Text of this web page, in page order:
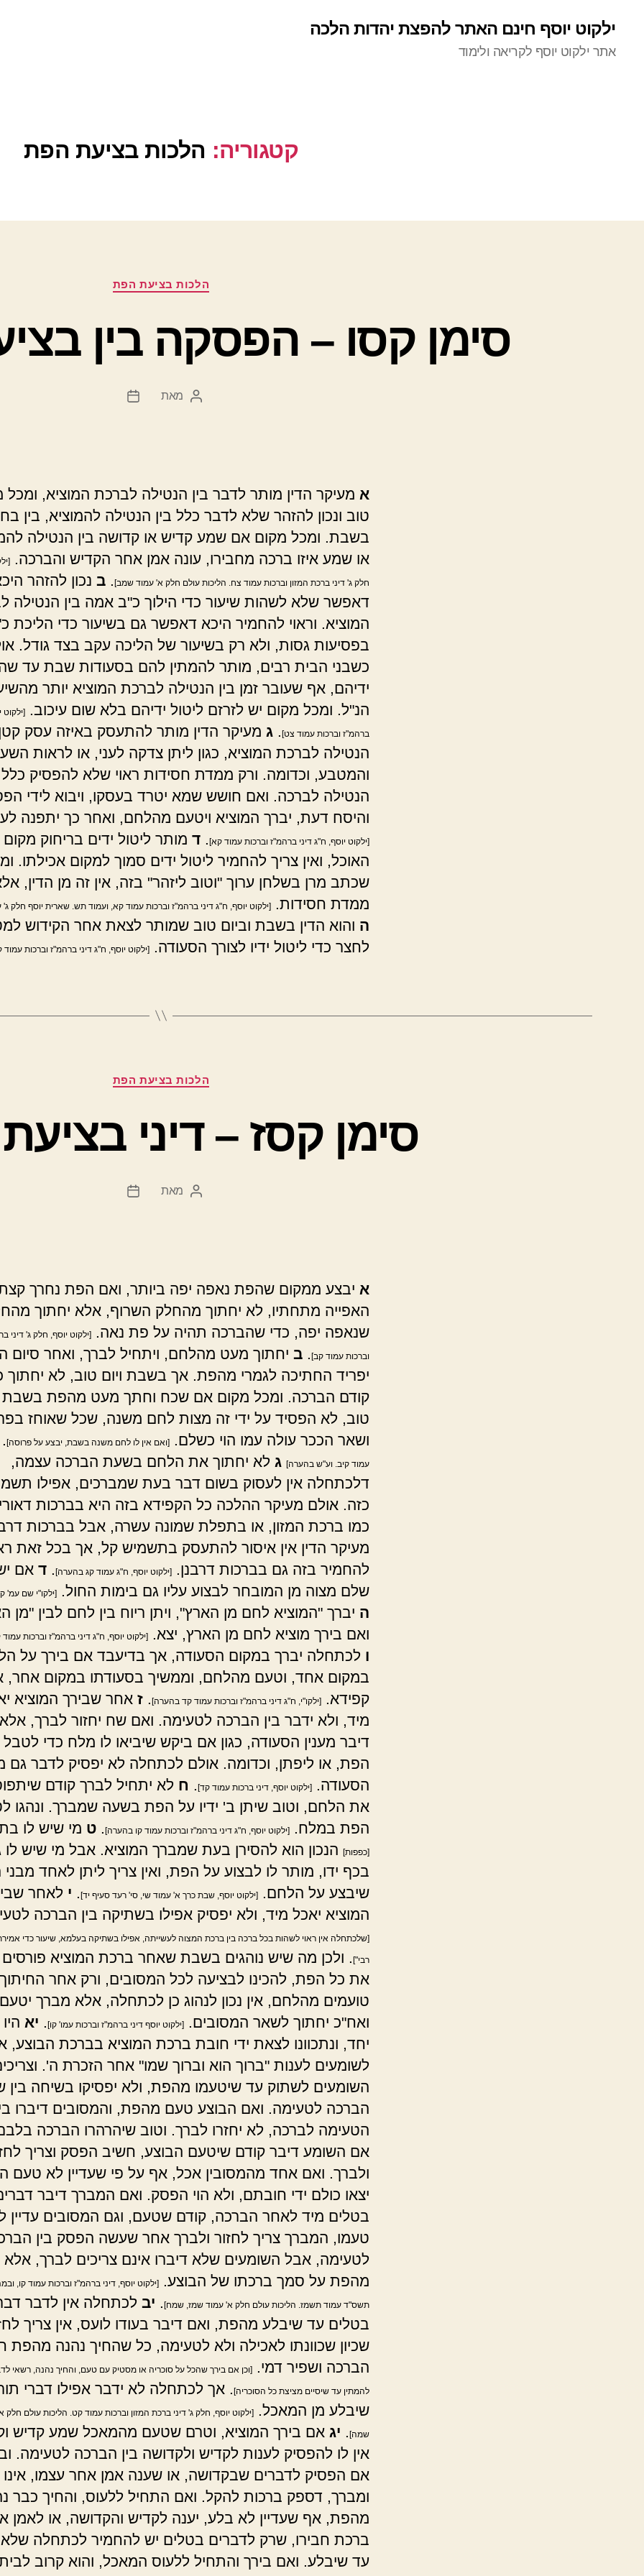
ילקוט יוסף חינם האתר להפצת יהדות הלכה
אתר ילקוט יוסף לקריאה ולימוד
קטגוריה: הלכות בציעת הפת
קטגוריות
הלכות בציעת הפת
סימן קסו – הפסקה בין
המחבר
מאת
תאריך
א מעיקר הדין מותר לדבר בין הנטילה לברכת המוציא, ומכל
טוב ונכון להזהר שלא לדבר כלל בין הנטילה להמוציא, בין
בשבת. ומכל מקום אם שמע קדיש או קדושה בין הנטילה
או שמע איזו ברכה מחבירו, עונה אמן אחר הקדיש והברכה.
חלק ג' דיני ברכת המזון וברכות עמוד צח. הליכות עולם חלק א' עמוד שמב] ב נכון להזהר
דאפשר שלא לשהות שיעור כדי הילוך כ"ב אמה בין הנטילה
המוציא. וראוי להחמיר היכא דאפשר גם בשיעור כדי הליכת
בפסיעות גסות, ולא רק בשיעור של הליכה עקב בצד גודל.
כשבני הבית רבים, מותר להמתין להם בסעודות שבת עד
ידיהם, אף שעובר זמן בין הנטילה לברכת המוציא יותר
הנ"ל. ומכל מקום יש לזרזם ליטול ידיהם בלא שום עיכוב.
[ילקוט
ברהמ"ז וברכות עמוד צט] ג מעיקר הדין מותר להתעסק באיזה עסק קטן
הנטילה לברכת המוציא, כגון ליתן צדקה לעני, או לראות
והמטבע, וכדומה. ורק ממדת חסידות ראוי שלא להפסיק כלל
הנטילה לברכה. ואם חושש שמא יטרד בעסקו, ויבוא לידי
והיסח דעת, יברך המוציא ויטעם מהלחם, ואחר כך יתפנה
[ילקוט יוסף, ח"ג דיני ברהמ"ז וברכות עמוד קא] ד מותר ליטול ידים בריחוק
האוכל, ואין צריך להחמיר ליטול ידים סמוך למקום אכילתו.
שכתב מרן בשלחן ערוך "וטוב ליזהר" בזה, אין זה מן הדין,
ממדת חסידות.
[ילקוט יוסף, ח"ג דיני ברהמ"ז וברכות עמוד קא, ועמוד תש. שארית יוסף חלק
ה והוא הדין בשבת וביום טוב שמותר לצאת אחר הקידוש
לחצר כדי ליטול ידיו לצורך הסעודה.
[ילקוט יוסף, ח"ג דיני ברהמ"ז וברכות
הלכות בציעת הפת
סימן קסז – דיני
המחבר
מאת
תאריך
א יבצע ממקום שהפת נאפה יפה ביותר, ואם הפת נחרך
האפייה מתחתיו, לא יחתוך מהחלק השרוף, אלא יחתוך
שנאפה יפה, כדי שהברכה תהיה על פת נאה.
[ילקוט יוסף, חלק ג' דיני
וברכות עמוד קב] . ב יחתוך מעט מהלחם, ויתחיל לברך, ואחר סיום
יפריד החתיכה לגמרי מהפת. אך בשבת ויום טוב, לא יחתוך
קודם הברכה. ומכל מקום אם שכח וחתך מעט מהפת בשבת
טוב, לא הפסיד על ידי זה מצות לחם משנה, שכל שאוחז
ושאר הככר עולה עמו הוי כשלם.
[ואם אין לו לחם משנה בשבת, יבצע על פרוסה]
עמוד קיב. וע"ש בהערה] ג לא יחתוך את הלחם בשעת הברכה עצמה,
דלכתחלה אין לעסוק בשום דבר בעת שמברכים, אפילו
כזה. אולם מעיקר ההלכה כל הקפידא בזה היא בברכות
כמו ברכת המזון, או בתפלת שמונה עשרה, אבל בברכות
מעיקר הדין אין איסור להתעסק בתשמיש קל, אך בכל זאת
להחמיר בזה גם בברכות דרבנן.
[ילקוט יוסף, ח"ג עמוד קג בהערה] . ד אם
שלם מצוה מן המובחר לבצוע עליו גם בימות החול.
[ילקו"י שם עמ'
ה יברך "המוציא לחם מן הארץ", ויתן ריוח בין לחם לבין "מן
ואם בירך מוציא לחם מן הארץ, יצא.
[ילקוט יוסף, ח"ג דיני ברהמ"ז וברכות עמוד
ו לכתחלה יברך במקום הסעודה, אך בדיעבד אם בירך על
במקום אחד, וטעם מהלחם, וממשיך בסעודתו במקום אחר,
קפידא.
[ילקו"י, ח"ג דיני ברהמ"ז וברכות עמוד קד בהערה] . ז אחר שבירך המוציא
מיד, ולא ידבר בין הברכה לטעימה. ואם שח יחזור לברך,
דיבר מענין הסעודה, כגון אם ביקש שיביאו לו מלח כדי לטבל
הפת, או ליפתן, וכדומה. אולם לכתחלה לא יפסיק לדבר גם
הסעודה.
[ילקוט יוסף, דיני ברכות עמוד קד] . ח לא יתחיל לברך קודם
את הלחם, וטוב שיתן ב' ידיו על הפת בשעה שמברך. ונהגו
הפת במלח.
[ילקוט יוסף, ח"ג דיני ברהמ"ז וברכות עמוד קו בהערה] . ט מי שיש לו
[כפפות]
הנכון הוא להסירן בעת שמברך המוציא. אבל מי שיש
בכף ידו, מותר לו לבצוע על הפת, ואין צריך ליתן לאחד
שיבצע על הלחם.
[ילקוט יוסף, שבת כרך א' עמוד שי, סי' רעד סעיף יד] . י לאחר
המוציא יאכל מיד, ולא יפסיק אפילו בשתיקה בין הברכה
[שלכתחלה אין ראוי לשהות בכל ברכה בין ברכת המצוה לעשייתה, אפילו בשתיקה בעלמא, שיעור כדי
רבי"] . ולכן מה שיש נוהגים בשבת שאחר ברכת המוציא פורסים
את כל הפת, להכינו לבציעה לכל המסובים, ורק אחר החיתוך
טועמים מהלחם, אין נכון לנהוג כן לכתחלה, אלא מברך
ואח"כ יחתוך לשאר המסובים.
[ילקוט יוסף דיני ברהמ"ז וברכות עמו' קו] . יא
יחד, ונתכוונו לצאת ידי חובת ברכת המוציא בברכת הבוצע,
לשומעים לענות "ברוך הוא וברוך שמו" אחר הזכרת ה'.
השומעים לשתוק עד שיטעמו מהפת, ולא יפסיקו בשיחה בין
הברכה לטעימה. ואם הבוצע טעם מהפת, והמסובים דיברו
הטעימה לברכה, לא יחזרו לברך. וטוב שיהרהרו הברכה
אם השומע דיבר קודם שיטעם הבוצע, חשיב הפסק וצריך
ולברך. ואם אחד מהמסובין אכל, אף על פי שעדיין לא טעם
יצאו כולם ידי חובתם, ולא הוי הפסק. ואם המברך דיבר
בטלים מיד לאחר הברכה, קודם שטעם, וגם המסובים עדיין
טעמו, המברך צריך לחזור ולברך אחר שעשה הפסק בין
לטעימה, אבל השומעים שלא דיברו אינם צריכים לברך, אלא
מהפת על סמך ברכתו של הבוצע.
[ילקוט יוסף, דיני ברהמ"ז וברכות עמוד קו,
תשס"ד עמוד תשמז. הליכות עולם חלק א' עמוד שמז, שמח] . יב לכתחלה אין לדבר
בטלים עד שיבלע מהפת, ואם דיבר בעודו לועס, אין צריך
שכיון שכוונתו לאכילה ולא לטעימה, כל שהחיך נהנה מהפת
הברכה ושפיר דמי.
[וכן אם בירך שהכל על סוכריה או מסטיק עם טעם, והחיך נהנה, רשאי
להמתין עד שיסיים מציצת כל הסוכריה] . אך לכתחלה לא ידבר אפילו דברי
שיבלע מן המאכל.
[ילקוט יוסף, חלק ג' דיני ברכת המזון וברכות עמוד קט. הליכות עולם חלק
שמה] . יג אם בירך המוציא, וטרם שטעם מהמאכל שמע קדיש
אין לו להפסיק לענות לקדיש ולקדושה בין הברכה לטעימה.
אם הפסיק לדברים שבקדושה, או שענה אמן אחר עצמו, אינו
ומברך, דספק ברכות להקל. ואם התחיל ללעוס, והחיך כבר
מהפת, אף שעדיין לא בלע, יענה לקדיש והקדושה, או לאמן
ברכת חבירו, שרק לדברים בטלים יש להחמיר לכתחלה
עד שיבלע. ואם בירך והתחיל ללעוס המאכל, והוא קרוב